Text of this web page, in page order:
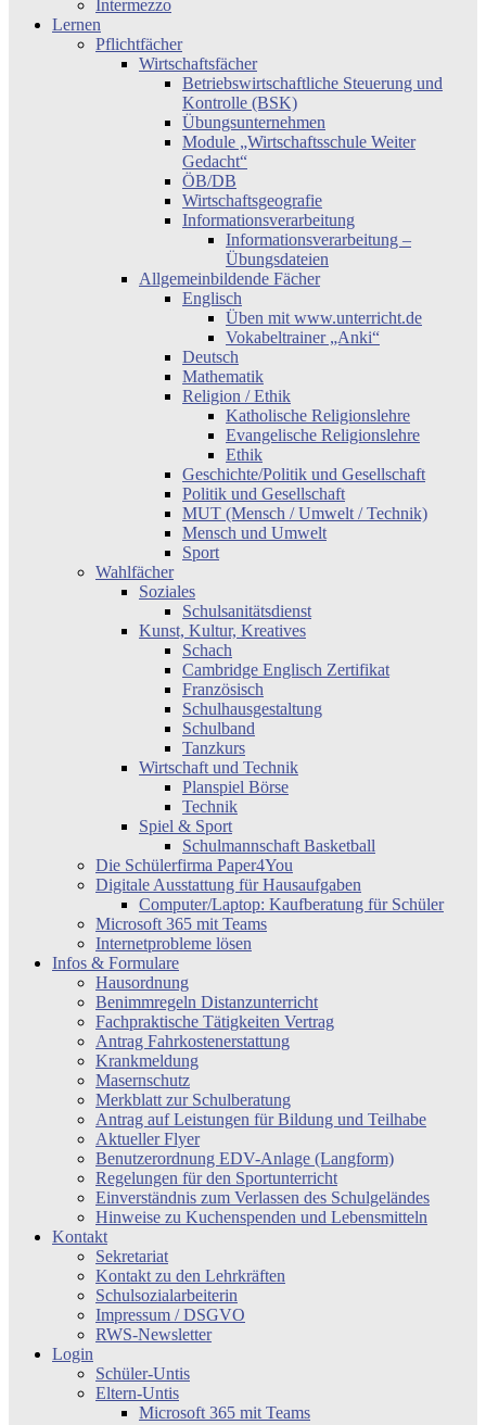
Intermezzo
Lernen
Pflichtfächer
Wirtschaftsfächer
Betriebswirtschaftliche Steuerung und
Kontrolle (BSK)
Übungsunternehmen
Module „Wirtschaftsschule Weiter
Gedacht“
ÖB/DB
Wirtschaftsgeografie
Informationsverarbeitung
Informationsverarbeitung –
Übungsdateien
Allgemeinbildende Fächer
Englisch
Üben mit www.unterricht.de
Vokabeltrainer „Anki“
Deutsch
Mathematik
Religion / Ethik
Katholische Religionslehre
Evangelische Religionslehre
Ethik
Geschichte/Politik und Gesellschaft
Politik und Gesellschaft
MUT (Mensch / Umwelt / Technik)
Mensch und Umwelt
Sport
Wahlfächer
Soziales
Schulsanitätsdienst
Kunst, Kultur, Kreatives
Schach
Cambridge Englisch Zertifikat
Französisch
Schulhausgestaltung
Schulband
Tanzkurs
Wirtschaft und Technik
Planspiel Börse
Technik
Spiel & Sport
Schulmannschaft Basketball
Die Schülerfirma Paper4You
Digitale Ausstattung für Hausaufgaben
Computer/Laptop: Kaufberatung für Schüler
Microsoft 365 mit Teams
Internetprobleme lösen
Infos & Formulare
Hausordnung
Benimmregeln Distanzunterricht
Fachpraktische Tätigkeiten Vertrag
Antrag Fahrkostenerstattung
Krankmeldung
Masernschutz
Merkblatt zur Schulberatung
Antrag auf Leistungen für Bildung und Teilhabe
Aktueller Flyer
Benutzerordnung EDV-Anlage (Langform)
Regelungen für den Sportunterricht
Einverständnis zum Verlassen des Schulgeländes
Hinweise zu Kuchenspenden und Lebensmitteln
Kontakt
Sekretariat
Kontakt zu den Lehrkräften
Schulsozialarbeiterin
Impressum / DSGVO
RWS-Newsletter
Login
Schüler-Untis
Eltern-Untis
Microsoft 365 mit Teams